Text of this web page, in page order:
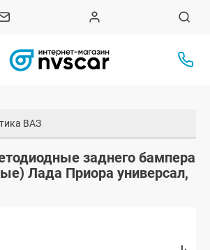
ВАЗ
заднего бампера
Лада Приора универсал,